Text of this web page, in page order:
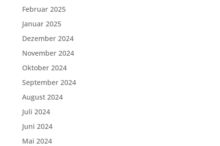
Februar 2025
Januar 2025
Dezember 2024
November 2024
Oktober 2024
September 2024
August 2024
Juli 2024
Juni 2024
Mai 2024